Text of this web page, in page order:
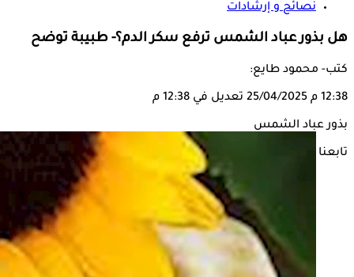
نصائح و إرشادات
هل بذور عباد الشمس ترفع سكر الدم؟- طبيبة توضح
كتب- محمود طايع:
12:38 م 25/04/2025 تعديل في 12:38 م
بذور عباد الشمس
تابعنا على